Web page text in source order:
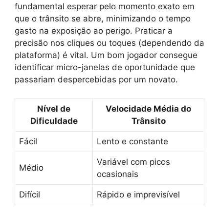
fundamental esperar pelo momento exato em
que o trânsito se abre, minimizando o tempo
gasto na exposição ao perigo. Praticar a
precisão nos cliques ou toques (dependendo da
plataforma) é vital. Um bom jogador consegue
identificar micro-janelas de oportunidade que
passariam despercebidas por um novato.
Nível de
Dificuldade
Velocidade Média do
Trânsito
Fácil Lento e constante
Médio
Variável com picos
ocasionais
Difícil Rápido e imprevisível